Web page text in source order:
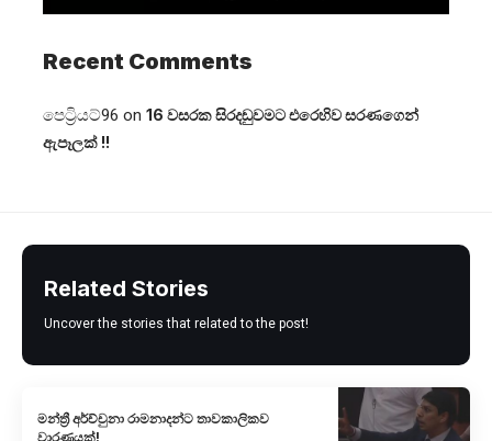
Recent Comments
පෙට්‍රියට්96 on 16 වසරක සිරදඬුවමට එරෙහිව සරණගෙන්
ඇපෑලක් !!
Related Stories
Uncover the stories that related to the post!
මන්ත්‍රී අර්ච්චුනා රාමනාදන්​ට තාවකාලිකව
වාරණයක්!